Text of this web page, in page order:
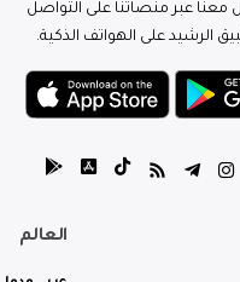
معنا عبر منصاتنا على التواصل
الرشيد على الهواتف الذكية.
العالم